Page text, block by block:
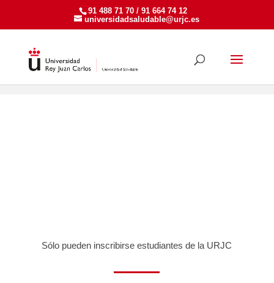
91 488 71 70 / 91 664 74 12
universidadsaludable@urjc.es
Actividades Estudiantes>2024-2025
Sólo pueden inscribirse estudiantes de la URJC